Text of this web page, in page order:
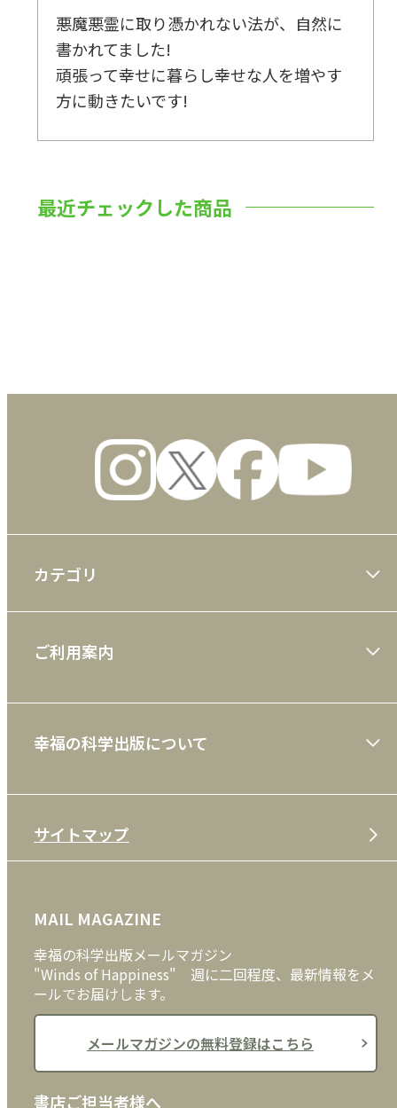
悪魔悪霊に取り憑かれない法が、自然に
書かれてました!
頑張って幸せに暮らし幸せな人を増やす
方に動きたいです!
最近チェックした商品
カテゴリ
雑誌
CD
DVD・ブルーレイ
外国語
ご利用案内
利用規約
特定商取引法
プライバシーポリシー
クッキーポリシー
幸福の科学出版について
メディア・ライブラリー
サイトマップ
MAIL MAGAZINE
幸福の科学出版メールマガジン
"Winds of Happiness" 週に二回程度、最新情報をメ
ールでお届けします。
メールマガジンの無料登録はこちら
書店ご担当者様へ